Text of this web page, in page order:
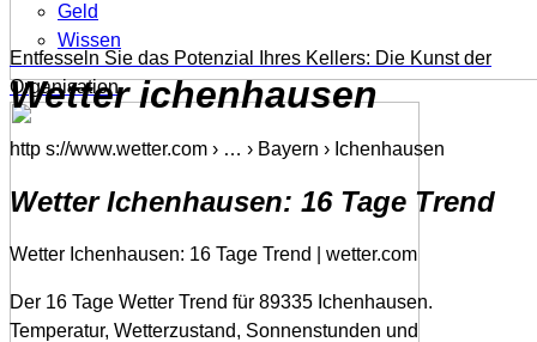
Entfesseln Sie das Potenzial Ihres Kellers: Die Kunst der
Organisation
Geld
Wissen
Wetter ichenhausen
http s://www.wetter.com › … › Bayern › Ichenhausen
Wetter Ichenhausen: 16 Tage Trend
Wetter Ichenhausen: 16 Tage Trend | wetter.com
Der 16 Tage Wetter Trend für 89335 Ichenhausen.
Temperatur, Wetterzustand, Sonnenstunden und